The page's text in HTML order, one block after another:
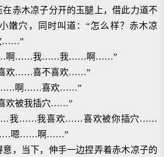
赤木凉子分开的玉腿上，借此力道不
嫩穴，同时叫道：“怎么样？赤木凉
……”
……我……我……啊……”
欢……喜不喜欢……”
啊……喜欢……”
欢被我插穴……”
……我喜欢……喜欢被你插穴……
嗯……啊……”
，当下，伸手一边捏弄着赤木凉子的